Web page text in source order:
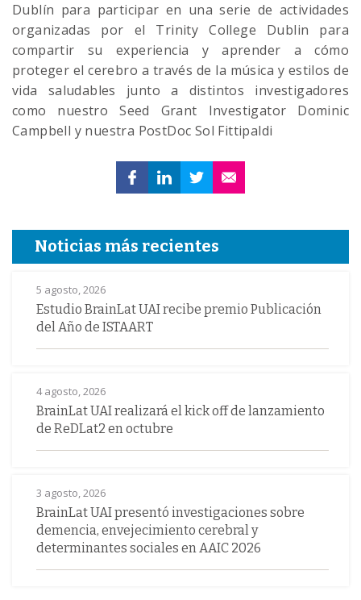
Dublín para participar en una serie de actividades
organizadas por el Trinity College Dublin para
compartir su experiencia y aprender a cómo
proteger el cerebro a través de la música y estilos de
vida saludables junto a distintos investigadores
como nuestro Seed Grant Investigator Dominic
Campbell y nuestra PostDoc Sol Fittipaldi
Noticias más recientes
5 agosto, 2026
Estudio BrainLat UAI recibe premio Publicación
del Año de ISTAART
4 agosto, 2026
BrainLat UAI realizará el kick off de lanzamiento
de ReDLat2 en octubre
3 agosto, 2026
BrainLat UAI presentó investigaciones sobre
demencia, envejecimiento cerebral y
determinantes sociales en AAIC 2026